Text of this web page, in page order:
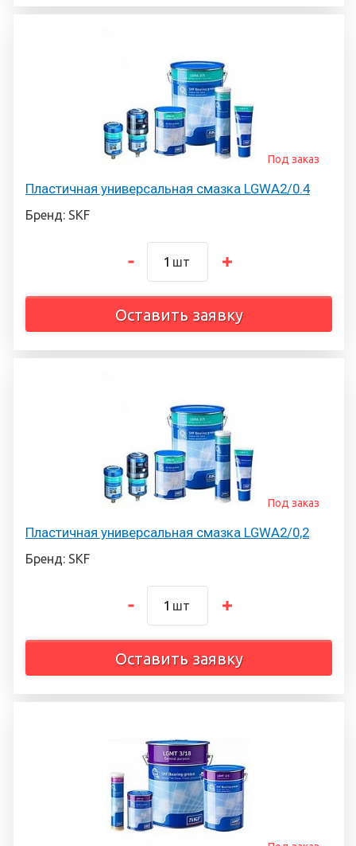
Пластичная универсальная смазка LGWA2/0.4
Под заказ
Бренд: SKF
шт
Оставить заявку
Пластичная универсальная смазка LGWA2/0,2
Под заказ
Бренд: SKF
шт
Оставить заявку